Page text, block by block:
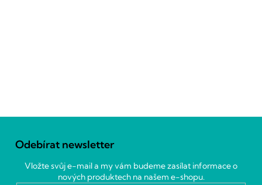
Odebírat newsletter
Vložte svůj e-mail a my vám budeme zasílat informace o
nových produktech na našem e-shopu.